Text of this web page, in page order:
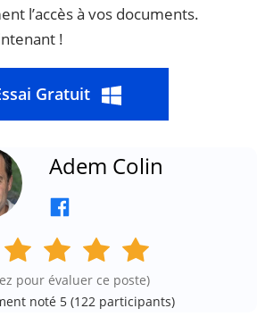
l’accès à vos documents.
!
Gratuit
Adem Colin
pour évaluer ce poste)
noté 5 (122 participants)